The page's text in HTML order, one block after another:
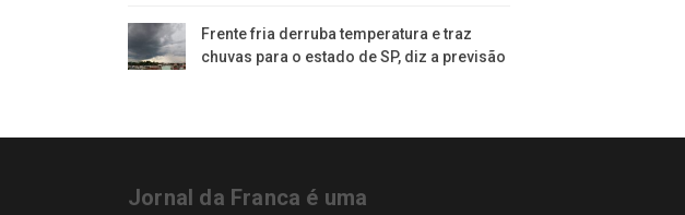
Frente fria derruba temperatura e traz
chuvas para o estado de SP, diz a previsão
Jornal da Franca é uma